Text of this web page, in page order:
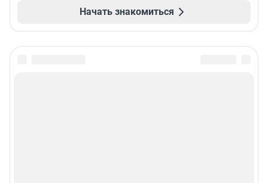
Начать знакомиться